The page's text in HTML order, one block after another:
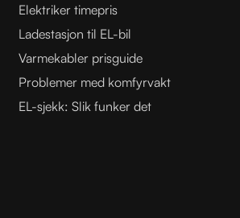
Elektriker timepris
Ladestasjon til EL-bil
Varmekabler prisguide
Problemer med komfyrvakt
EL-sjekk: Slik funker det